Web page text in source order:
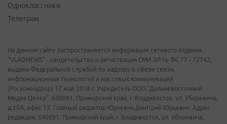
Одноклассники
Телеграм
На данном сайте распространяется информация сетевого издания
"VLADNEWS" - свидетельство о регистрации СМИ ЭЛ № ФС 77 - 72742,
выдано Федеральной службой по надзору в сфере связи,
информационных технологий и массовых коммуникаций
(Роскомнадзор) 17 мая 2018 г. Учредитель ООО "Дальневосточный
Медиа Центр". 690091, Приморский край, г. Владивосток, ул. Уборевича,
д.20А, офис 13. Главный редактор Юркевич Дмитрий Юрьевич. Адрес
редакции: 690091, Приморский край, г. Владивосток, ул. Уборевича,